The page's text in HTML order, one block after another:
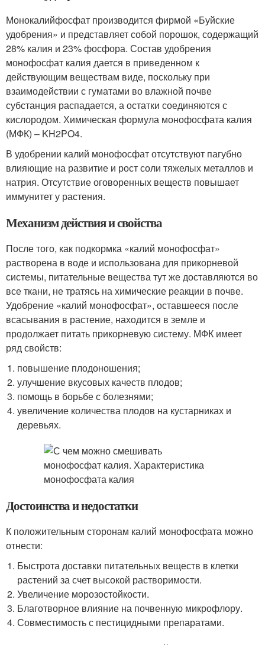
Монокалийфосфат производится фирмой «Буйские
удобрения» и представляет собой порошок, содержащий
28% калия и 23% фосфора. Состав удобрения
монофосфат калия дается в приведенном к
действующим веществам виде, поскольку при
взаимодействии с гуматами во влажной почве
субстанция распадается, а остатки соединяются с
кислородом. Химическая формула монофосфата калия
(МФК) – KH2PO4.
В удобрении калий монофосфат отсутствуют пагубно
влияющие на развитие и рост соли тяжелых металлов и
натрия. Отсутствие оговоренных веществ повышает
иммунитет у растения.
Механизм действия и свойства
После того, как подкормка «калий монофосфат»
растворена в воде и использована для прикорневой
системы, питательные вещества тут же доставляются во
все ткани, не тратясь на химические реакции в почве.
Удобрение «калий монофосфат», оставшееся после
всасывания в растение, находится в земле и
продолжает питать прикорневую систему. МФК имеет
ряд свойств:
повышение плодоношения;
улучшение вкусовых качеств плодов;
помощь в борьбе с болезнями;
увеличение количества плодов на кустарниках и
деревьях.
Достоинства и недостатки
К положительным сторонам калий монофосфата можно
отнести:
Быстрота доставки питательных веществ в клетки
растений за счет высокой растворимости.
Увеличение морозостойкости.
Благотворное влияние на почвенную микрофлору.
Совместимость с пестицидными препаратами.